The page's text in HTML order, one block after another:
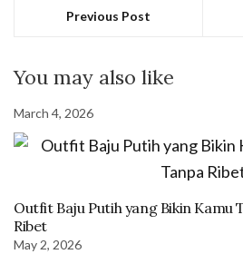
Previous Post
You may also like
March 4, 2026
Outfit Baju Putih yang Bikin Kamu
Ribet
May 2, 2026